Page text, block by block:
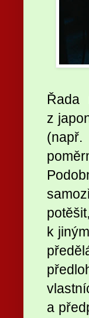
Řada
z
k
a